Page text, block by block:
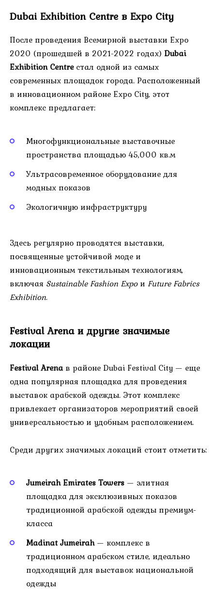
Dubai Exhibition Centre в Expo City
После проведения Всемирной выставки Expo
2020 (прошедшей в 2021-2022 годах) Dubai
Exhibition Centreстал одной из самых
современных площадок города. Расположенный
в инновационном районе Expo City, этот
комплекс предлагает:
Многофункциональные выставочные
пространства площадью 45,000 кв.м
Ультрасовременное оборудование для
модных показов
Экологичную инфраструктуру
Здесь регулярно проводятся выставки,
посвященные устойчивой моде и
инновационным текстильным технологиям,
включая Sustainable Fashion Expoи Future Fabrics
Exhibition.
Festival Arena и другие значимые
локации
Festival Arenaв районе Dubai Festival City — еще
одна популярная площадка для проведения
выставок арабской одежды. Этот комплекс
привлекает организаторов мероприятий своей
универсальностью и удобным расположением.
Среди других значимых локаций стоит отметить:
Jumeirah Emirates Towers — элитная
площадка для эксклюзивных показов
традиционной арабской одежды премиум-
класса
Madinat Jumeirah— комплекс в
традиционном арабском стиле, идеально
подходящий для выставок национальной
одежды